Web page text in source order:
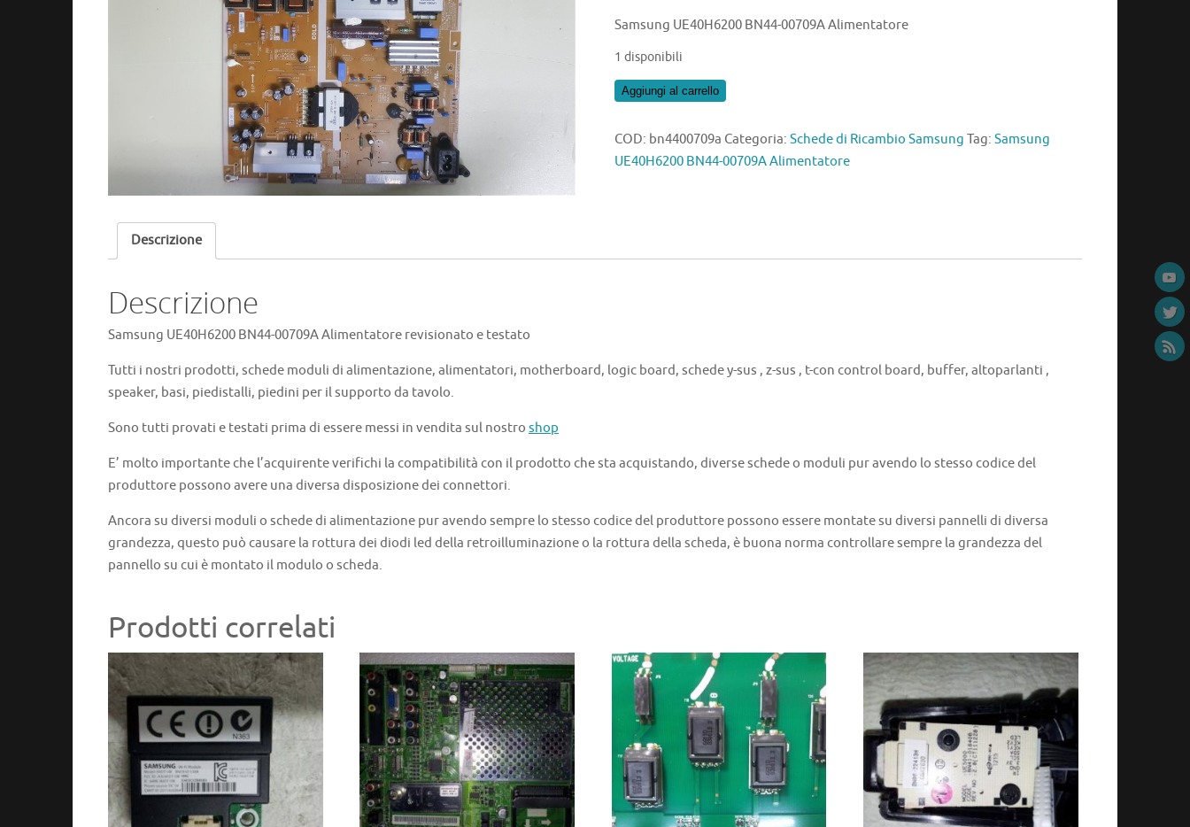
Samsung UE40H6200 BN44-00709A Alimentatore
1 disponibili
Samsung
BN44-
00709A
Aggiungi al carrello
COD: bn4400709a Categoria: Schede di Ricambio Samsung Tag: Samsung
UE40H6200 BN44-00709A Alimentatore
Descrizione
Descrizione
Samsung UE40H6200 BN44-00709A Alimentatore revisionato e testato
Tutti i nostri prodotti, schede moduli di alimentazione, alimentatori, motherboard, logic board, schede y-sus , z-sus , t-con control board, buffer, altoparlanti ,
speaker, basi, piedistalli, piedini per il supporto da tavolo.
Sono tutti provati e testati prima di essere messi in vendita sul nostro shop
E’ molto importante che l’acquirente verifichi la compatibilità con il prodotto che sta acquistando, diverse schede o moduli pur avendo lo stesso codice del
produttore possono avere una diversa disposizione dei connettori.
Ancora su diversi moduli o schede di alimentazione pur avendo sempre lo stesso codice del produttore possono essere montate su diversi pannelli di diversa
grandezza, questo può causare la rottura dei diodi led della retroilluminazione o la rottura della scheda, è buona norma controllare sempre la grandezza del
pannello su cui è montato il modulo o scheda.
Prodotti correlati